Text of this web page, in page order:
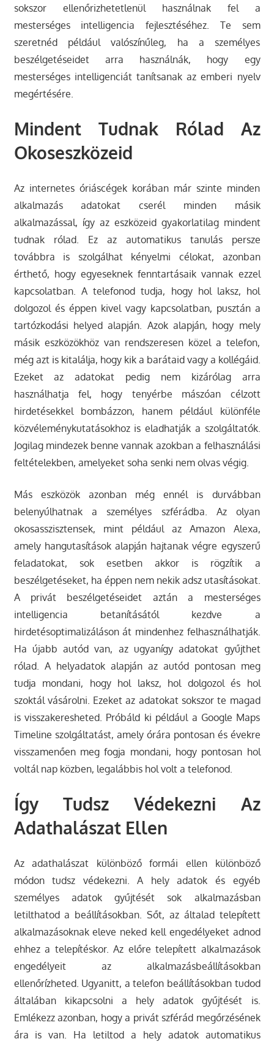
sokszor ellenőrizhetetlenül használnak fel a
mesterséges intelligencia fejlesztéséhez. Te sem
szeretnéd például valószínűleg, ha a személyes
beszélgetéseidet arra használnák, hogy egy
mesterséges intelligenciát tanítsanak az emberi nyelv
megértésére.
Mindent Tudnak Rólad Az
Okoseszközeid
Az internetes óriáscégek korában már szinte minden
alkalmazás adatokat cserél minden másik
alkalmazással, így az eszközeid gyakorlatilag mindent
tudnak rólad. Ez az automatikus tanulás persze
továbbra is szolgálhat kényelmi célokat, azonban
érthető, hogy egyeseknek fenntartásaik vannak ezzel
kapcsolatban. A telefonod tudja, hogy hol laksz, hol
dolgozol és éppen kivel vagy kapcsolatban, pusztán a
tartózkodási helyed alapján. Azok alapján, hogy mely
másik eszközökhöz van rendszeresen közel a telefon,
még azt is kitalálja, hogy kik a barátaid vagy a kollégáid.
Ezeket az adatokat pedig nem kizárólag arra
használhatja fel, hogy tenyérbe mászóan célzott
hirdetésekkel bombázzon, hanem például különféle
közvéleménykutatásokhoz is eladhatják a szolgáltatók.
Jogilag mindezek benne vannak azokban a felhasználási
feltételekben, amelyeket soha senki nem olvas végig.
Más eszközök azonban még ennél is durvábban
belenyúlhatnak a személyes szférádba. Az olyan
okosasszisztensek, mint például az Amazon Alexa,
amely hangutasítások alapján hajtanak végre egyszerű
feladatokat, sok esetben akkor is rögzítik a
beszélgetéseket, ha éppen nem nekik adsz utasításokat.
A privát beszélgetéseidet aztán a mesterséges
intelligencia betanításától kezdve a
hirdetésoptimalizáláson át mindenhez felhasználhatják.
Ha újabb autód van, az ugyanígy adatokat gyűjthet
rólad. A helyadatok alapján az autód pontosan meg
tudja mondani, hogy hol laksz, hol dolgozol és hol
szoktál vásárolni. Ezeket az adatokat sokszor te magad
is visszakeresheted. Próbáld ki például a Google Maps
Timeline szolgáltatást, amely órára pontosan és évekre
visszamenően meg fogja mondani, hogy pontosan hol
voltál nap közben, legalábbis hol volt a telefonod.
Így Tudsz Védekezni Az
Adathalászat Ellen
Az adathalászat különböző formái ellen különböző
módon tudsz védekezni. A hely adatok és egyéb
személyes adatok gyűjtését sok alkalmazásban
letilthatod a beállításokban. Sőt, az általad telepített
alkalmazásoknak eleve neked kell engedélyeket adnod
ehhez a telepítéskor. Az előre telepített alkalmazások
engedélyeit az alkalmazásbeállításokban
ellenőrízheted. Ugyanitt, a telefon beállításokban tudod
általában kikapcsolni a hely adatok gyűjtését is.
Emlékezz azonban, hogy a privát szférád megőrzésének
ára is van. Ha letiltod a hely adatok automatikus